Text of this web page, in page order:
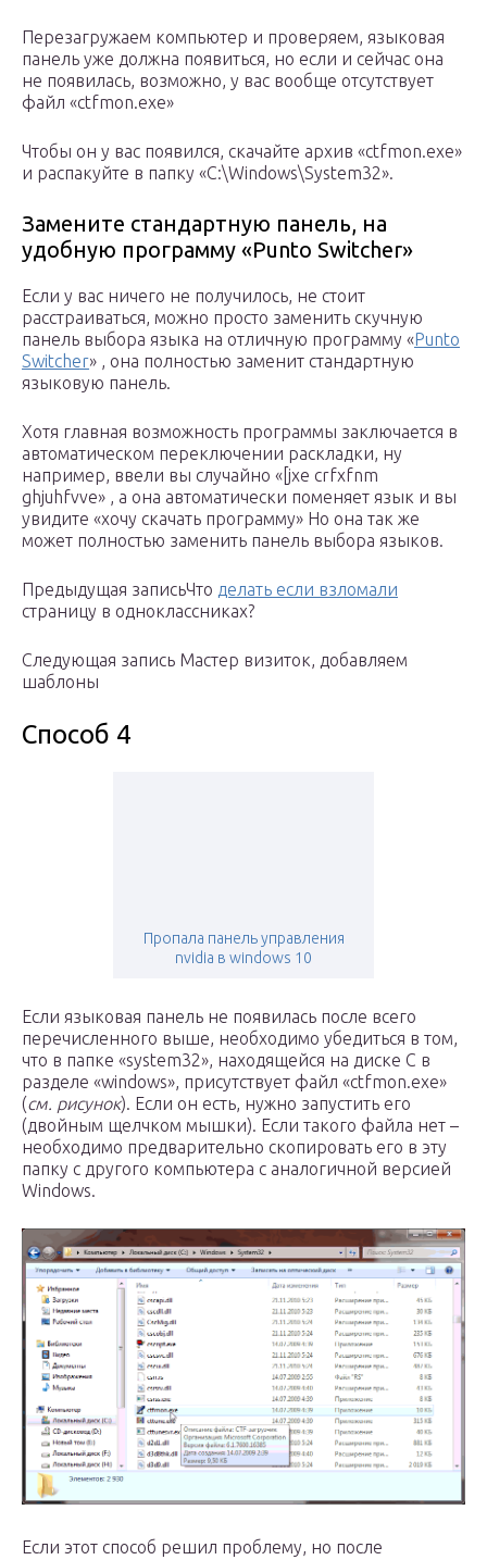
Перезагружаем компьютер и проверяем, языковая
панель уже должна появиться, но если и сейчас она
не появилась, возможно, у вас вообще отсутствует
файл «ctfmon.exe»
Чтобы он у вас появился, скачайте архив «ctfmon.exe»
и распакуйте в папку «C:\Windows\System32».
Замените стандартную панель, на
удобную программу «Punto Switcher»
Если у вас ничего не получилось, не стоит
расстраиваться, можно просто заменить скучную
панель выбора языка на отличную программу «Punto
Switcher» , она полностью заменит стандартную
языковую панель.
Хотя главная возможность программы заключается в
автоматическом переключении раскладки, ну
например, ввели вы случайно «[jxe crfxfnm
ghjuhfvve» , а она автоматически поменяет язык и вы
увидите «хочу скачать программу» Но она так же
может полностью заменить панель выбора языков.
Предыдущая записьЧто делать если взломали
страницу в одноклассниках?
Следующая запись Мастер визиток, добавляем
шаблоны
Способ 4
Пропала панель управления
nvidia в windows 10
Если языковая панель не появилась после всего
перечисленного выше, необходимо убедиться в том,
что в папке «system32», находящейся на диске C в
разделе «windows», присутствует файл «ctfmon.exe»
(см. рисунок). Если он есть, нужно запустить его
(двойным щелчком мышки). Если такого файла нет –
необходимо предварительно скопировать его в эту
папку с другого компьютера с аналогичной версией
Windows.
Если этот способ решил проблему, но после